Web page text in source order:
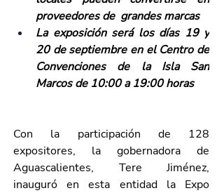
proveedores de  grandes marcas
La exposición será los días 19 y
20 de septiembre en el Centro de
Convenciones de la Isla San
Marcos de 10:00 a 19:00 horas
Con la participación de 128
expositores, la gobernadora de
Aguascalientes, Tere Jiménez,
inauguró en esta entidad la Expo